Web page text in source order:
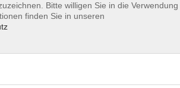
Bitte willigen Sie in die Verwendung
finden Sie in unseren